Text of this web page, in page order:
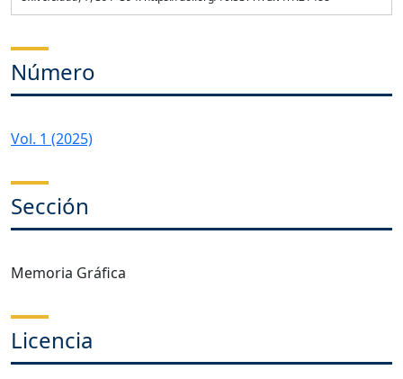
Número
Vol. 1 (2025)
Sección
Memoria Gráfica
Licencia